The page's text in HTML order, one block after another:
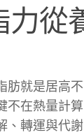
力從
就是居高
不在熱量計
、轉運與代